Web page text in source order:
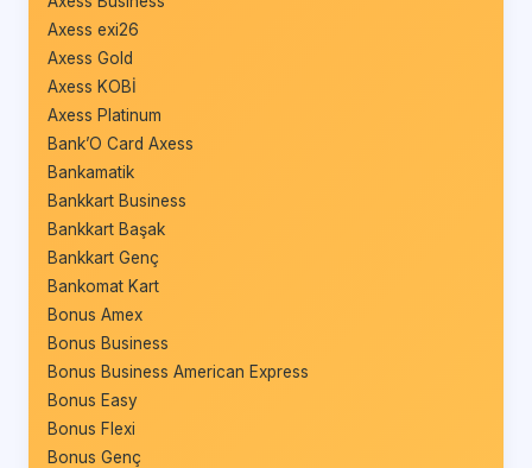
Axess exi26
Axess Gold
Axess KOBİ
Axess Platinum
Bank’O Card Axess
Bankamatik
Bankkart Business
Bankkart Başak
Bankkart Genç
Bankomat Kart
Bonus Amex
Bonus Business
Bonus Business American Express
Bonus Easy
Bonus Flexi
Bonus Genç